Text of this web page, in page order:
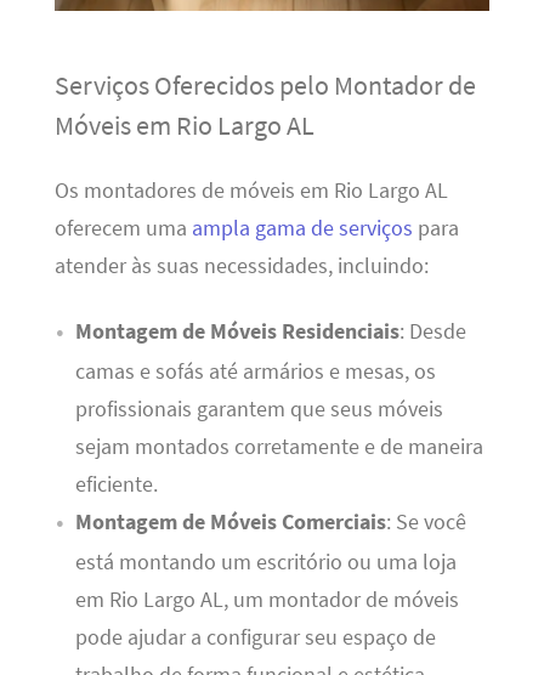
Serviços Oferecidos pelo Montador de
Móveis em Rio Largo AL
Os montadores de móveis em Rio Largo AL
oferecem uma ampla gama de serviços para
atender às suas necessidades, incluindo:
Montagem de Móveis Residenciais: Desde
camas e sofás até armários e mesas, os
profissionais garantem que seus móveis
sejam montados corretamente e de maneira
eficiente.
Montagem de Móveis Comerciais: Se você
está montando um escritório ou uma loja
em Rio Largo AL, um montador de móveis
pode ajudar a configurar seu espaço de